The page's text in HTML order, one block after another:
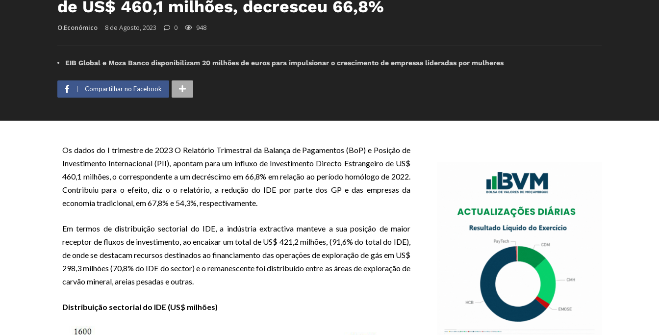
de US$ 460,1 milhões, decresceu 66,8%
O.Económico 8 de Agosto, 2023 0 948
EIB Global e Moza Banco disponibilizam 20 milhões de euros para impulsionar o crescimento de empresas lideradas por mulheres
Compartilhar no Facebook
Os dados do I trimestre de 2023 O Relatório Trimestral da Balança de Pagamentos (BoP) e Posição de
Investimento Internacional (PII), apontam para um influxo de Investimento Directo Estrangeiro de US$
460,1 milhões, o correspondente a um decréscimo em 66,8% em relação ao período homólogo de 2022.
Contribuiu para o efeito, diz o o relatório, a redução do IDE por parte dos GP e das empresas da
economia tradicional, em 67,8% e 54,3%, respectivamente.
Em termos de distribuição sectorial do IDE, a indústria extractiva manteve a sua posição de maior
receptor de fluxos de investimento, ao encaixar um total de US$ 421,2 milhões, (91,6% do total do IDE),
de onde se destacam recursos destinados ao financiamento das operações de exploração de gás em US$
298,3 milhões (70,8% do IDE do sector) e o remanescente foi distribuído entre as áreas de exploração de
carvão mineral, areias pesadas e outras.
Distribuição sectorial do IDE (US$ milhões)